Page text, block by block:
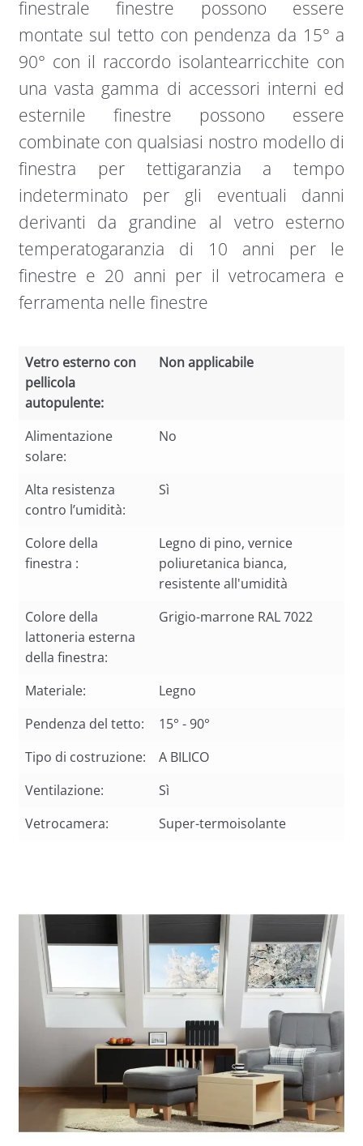
finestrale finestre possono essere
montate sul tetto con pendenza da 15° a
90° con il raccordo isolantearricchite con
una vasta gamma di accessori interni ed
esternile finestre possono essere
combinate con qualsiasi nostro modello di
finestra per tettigaranzia a tempo
indeterminato per gli eventuali danni
derivanti da grandine al vetro esterno
temperatogaranzia di 10 anni per le
finestre e 20 anni per il vetrocamera e
ferramenta nelle finestre
Vetro esterno con
pellicola
autopulente:
Non applicabile
Vetro esterno con
pellicola
Non applicabile
Alimentazione
solare:
No
Alta resistenza
contro l’umidità:
Sì
Colore della
finestra :
Legno di pino, vernice
poliuretanica bianca,
resistente all'umidità
Colore della
lattoneria esterna
della finestra:
Grigio-marrone RAL 7022
Materiale:
Legno
Pendenza del tetto:
15° - 90°
Tipo di costruzione:
A BILICO
Ventilazione:
Sì
Vetrocamera:
Super-termoisolante